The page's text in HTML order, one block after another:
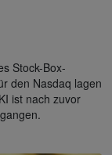
Stock-Box-
den Nasdaq lagen
ist nach zuvor